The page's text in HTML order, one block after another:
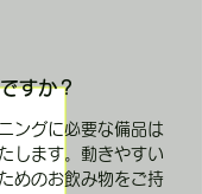
ングに必要な備品は
します。動きやすい
めのお飲み物をご持
すか？